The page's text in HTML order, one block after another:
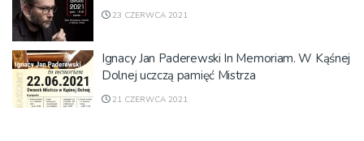
23 CZERWCA 2021
Ignacy Jan Paderewski In Memoriam. W Kąśnej
Dolnej uczczą pamięć Mistrza
21 CZERWCA 2021